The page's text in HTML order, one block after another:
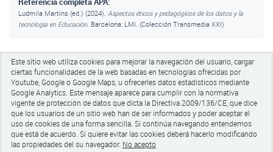
Ludmila Martins (ed.) (2024). Aspectos éticos y pedagógicos de los datos y la
tecnología en Educación. Barcelona: LMI. (Colección Transmedia XXI)
Universitat de Barcelona
Pg de la Vall d'Hebrón 171, Edifici Llevant 005
CP 08035 Barcelona
tel +34 93 403 50 65
Este sitio web utiliza cookies para mejorar la navegación del usuario, cargar
ciertas funcionalidades de la web basadas en tecnologías ofrecidas por
Youtube, Google o Google Maps, u ofrecerles datos estadísticos mediante
Google Analytics. Este mensaje aparece para cumplir con la normativa
vigente de protección de datos que dicta la Directiva 2009/136/CE, que dice
que los usuarios de un sitio web han de ser informados y poder aceptar el
uso de cookies de una forma sencilla. Si continúa navegando entendemos
que está de acuerdo. Si quiere evitar las cookiesdeberá hacerlo modificando
las propiedades del su navegador. No acepto